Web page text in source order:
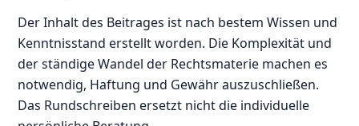
Der Inhalt des Beitrages ist nach bestem Wissen und
Kenntnisstand erstellt worden. Die Komplexität und
der ständige Wandel der Rechtsmaterie machen es
notwendig, Haftung und Gewähr auszuschließen.
Das Rundschreiben ersetzt nicht die individuelle